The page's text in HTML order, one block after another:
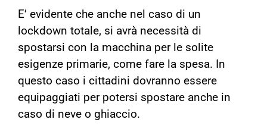
E’ evidente che anche nel caso di un
lockdown totale, si avrà necessità di
spostarsi con la macchina per le solite
esigenze primarie, come fare la spesa. In
questo caso i cittadini dovranno essere
equipaggiati per potersi spostare anche in
caso di neve o ghiaccio.